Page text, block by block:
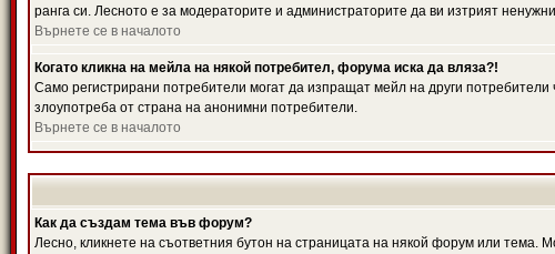
ранга си. Лесното е за модераторите и администраторите да ви изтрият
Върнете се в началото
Когато кликна на мейла на някой потребител, форума иска да вляза?!
Само регистрирани потребители могат да изпращат мейл на други
злоупотреба от страна на анонимни потребители.
Върнете се в началото
Как да създам тема във форум?
Лесно, кликнете на съответния бутон на страницата на някой форум или